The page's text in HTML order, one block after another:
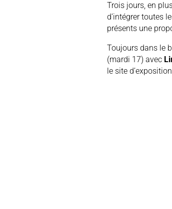
Trois jours, en
d’intégrer toutes
présents une
Toujours dans le
(mardi 17) avec
le site